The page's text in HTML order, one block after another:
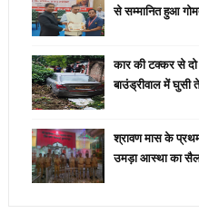
से सम्मानित हुआ
कार की टक्कर से दो
बाउंड्रीवाल में घुसी
श्रावण मास के
उमड़ा आस्था का